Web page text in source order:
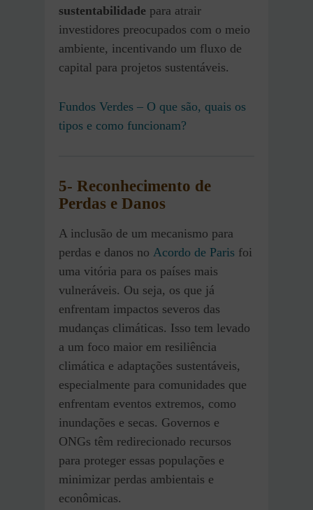
sustentabilidade para atrair
investidores preocupados com o meio
ambiente, incentivando um fluxo de
capital para projetos sustentáveis.
Fundos Verdes – O que são, quais os
tipos e como funcionam?
5- Reconhecimento de
Perdas e Danos
A inclusão de um mecanismo para
perdas e danos no Acordo de Paris foi
uma vitória para os países mais
vulneráveis. Ou seja, os que já
enfrentam impactos severos das
mudanças climáticas. Isso tem levado
a um foco maior em resiliência
climática e adaptações sustentáveis,
especialmente para comunidades que
enfrentam eventos extremos, como
inundações e secas. Governos e
ONGs têm redirecionado recursos
para proteger essas populações e
minimizar perdas ambientais e
econômicas.